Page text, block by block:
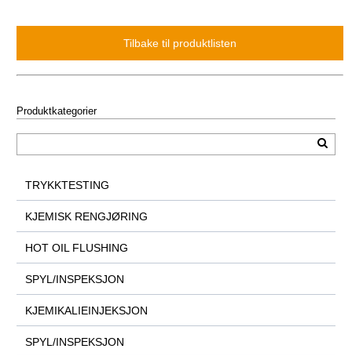
Produktkategorier
TRYKKTESTING
KJEMISK RENGJØRING
HOT OIL FLUSHING
SPYL/INSPEKSJON
KJEMIKALIEINJEKSJON
SPYL/INSPEKSJON